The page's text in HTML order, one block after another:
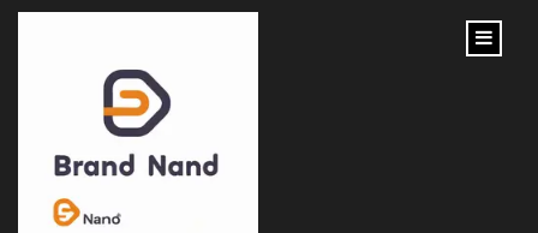
content
Catégorie :